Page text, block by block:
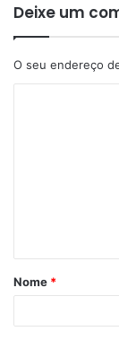
Deixe um
O seu endereço
Nome *